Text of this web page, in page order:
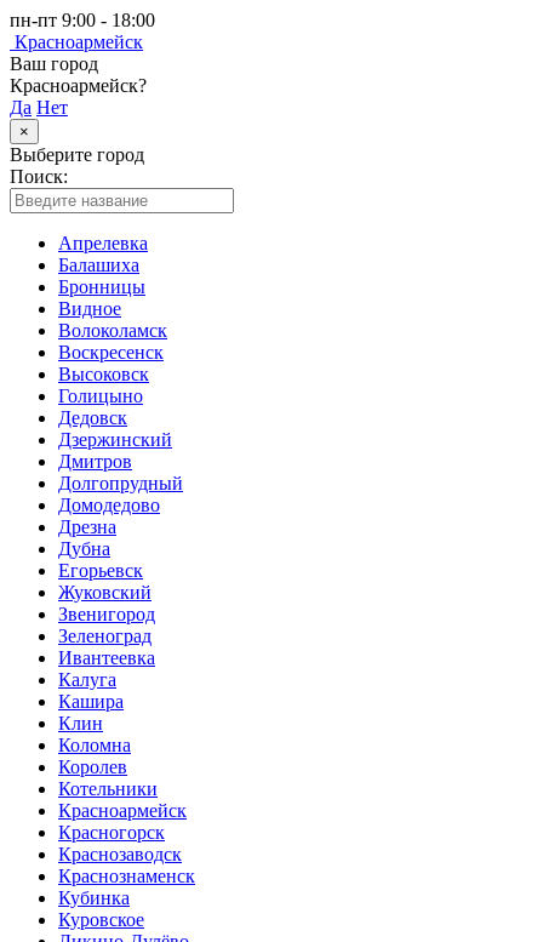
пн-пт 9:00 - 18:00
Красноармейск
Ваш город
Красноармейск?
Да Нет
×
Выберите город
Поиск:
Апрелевка
Балашиха
Бронницы
Видное
Волоколамск
Воскресенск
Высоковск
Голицыно
Дедовск
Дзержинский
Дмитров
Долгопрудный
Домодедово
Дрезна
Дубна
Егорьевск
Жуковский
Звенигород
Зеленоград
Ивантеевка
Калуга
Кашира
Клин
Коломна
Королев
Котельники
Красноармейск
Красногорск
Краснозаводск
Краснознаменск
Кубинка
Куровское